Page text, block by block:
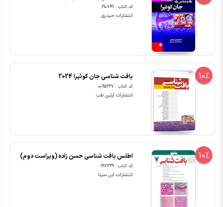
کد کتاب : 190741
انتشارات حیدری
10% بافت شناسی جان کوئیرا 2024
کد کتاب : 0095627
انتشارات آرتین طب
10% اطلس بافت شناسی حسن زاده (ویراست دوم)
کد کتاب : 197329
انتشارات ابن سینا